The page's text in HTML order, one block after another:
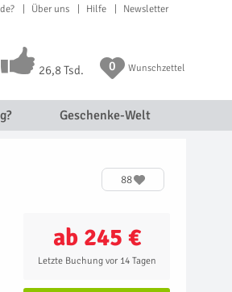
Über uns Hilfe Newsletter
26,8 Tsd. 0 Wunschzettel
Geschenke-Welt
88
ab 245 €
Letzte Buchung vor 14 Tagen